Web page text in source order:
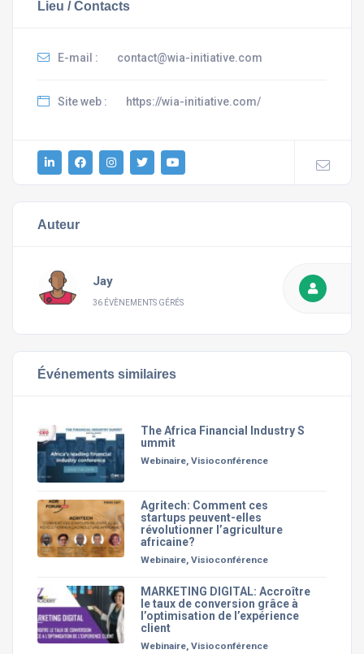
Lieu / Contacts
E-mail : contact@wia-initiative.com
Site web : https://wia-initiative.com/
Auteur
Jay
36 ÉVÈNEMENTS GÉRÉS
Événements similaires
The Africa Financial Industry S
ummit
Webinaire, Visioconférence
Agritech: Comment ces
startups peuvent-elles
révolutionner l’agriculture
africaine?
Webinaire, Visioconférence
MARKETING DIGITAL: Accroître
le taux de conversion grâce à
l’optimisation de l’expérience
client
Webinaire, Visioconférence